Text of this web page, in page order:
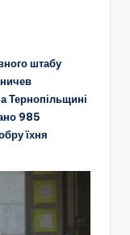
штабу
Тернопільщині
985
їхня